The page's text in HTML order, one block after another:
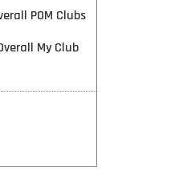
POM Clubs
My Club